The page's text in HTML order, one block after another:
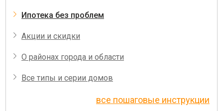
Ипотека без проблем
Акции и скидки
О районах города и области
Все типы и серии домов
все пошаговые инструкции